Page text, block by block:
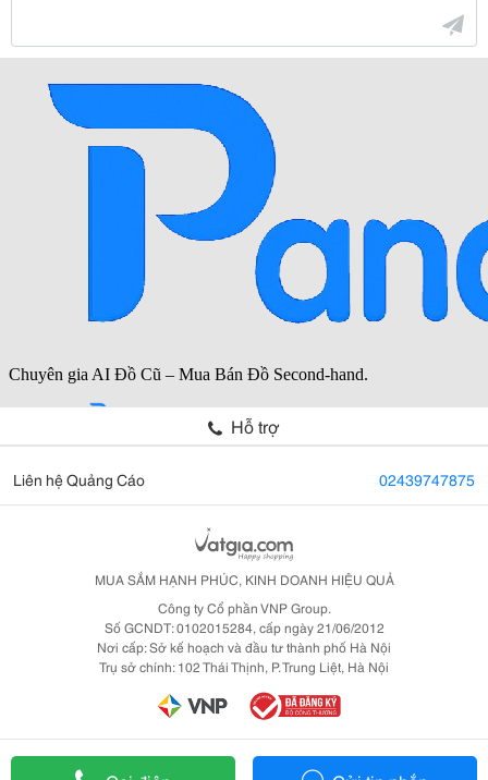
Hỗ trợ
Liên hệ Quảng Cáo 02439747875
MUA SẮM HẠNH PHÚC, KINH DOANH HIỆU QUẢ
Công ty Cổ phần VNP Group.
Số GCNDT: 0102015284, cấp ngày 21/06/2012
Nơi cấp: Sở kế hoạch và đầu tư thành phố Hà Nội
Trụ sở chính: 102 Thái Thịnh, P. Trung Liệt, Hà Nội